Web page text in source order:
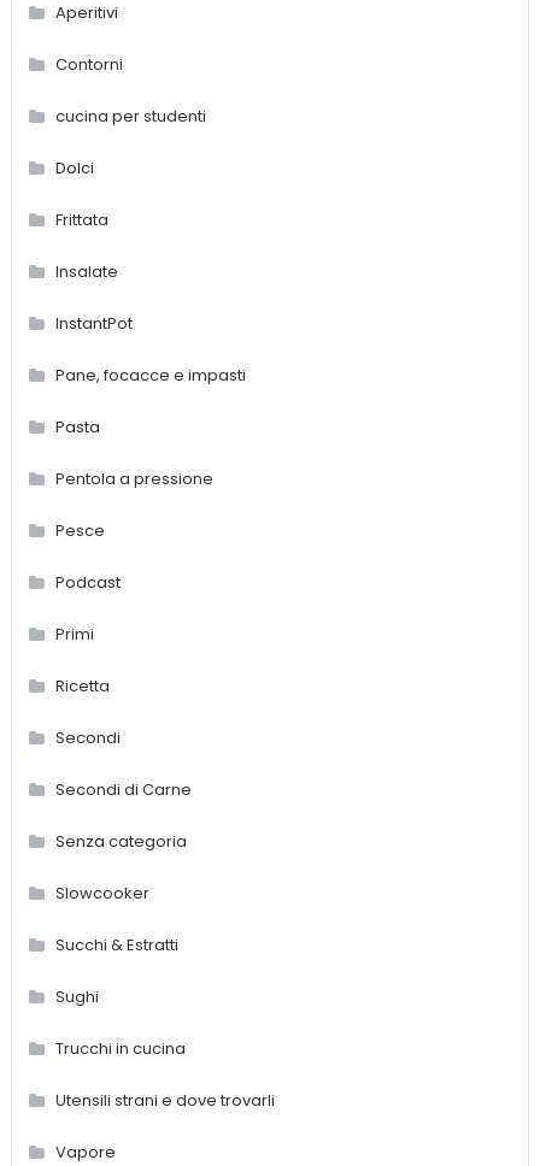
Aperitivi
Contorni
cucina per studenti
Dolci
Frittata
Insalate
InstantPot
Pane, focacce e impasti
Pasta
Pentola a pressione
Pesce
Podcast
Primi
Ricetta
Secondi
Secondi di Carne
Senza categoria
Slowcooker
Succhi & Estratti
Sughi
Trucchi in cucina
Utensili strani e dove trovarli
Vapore